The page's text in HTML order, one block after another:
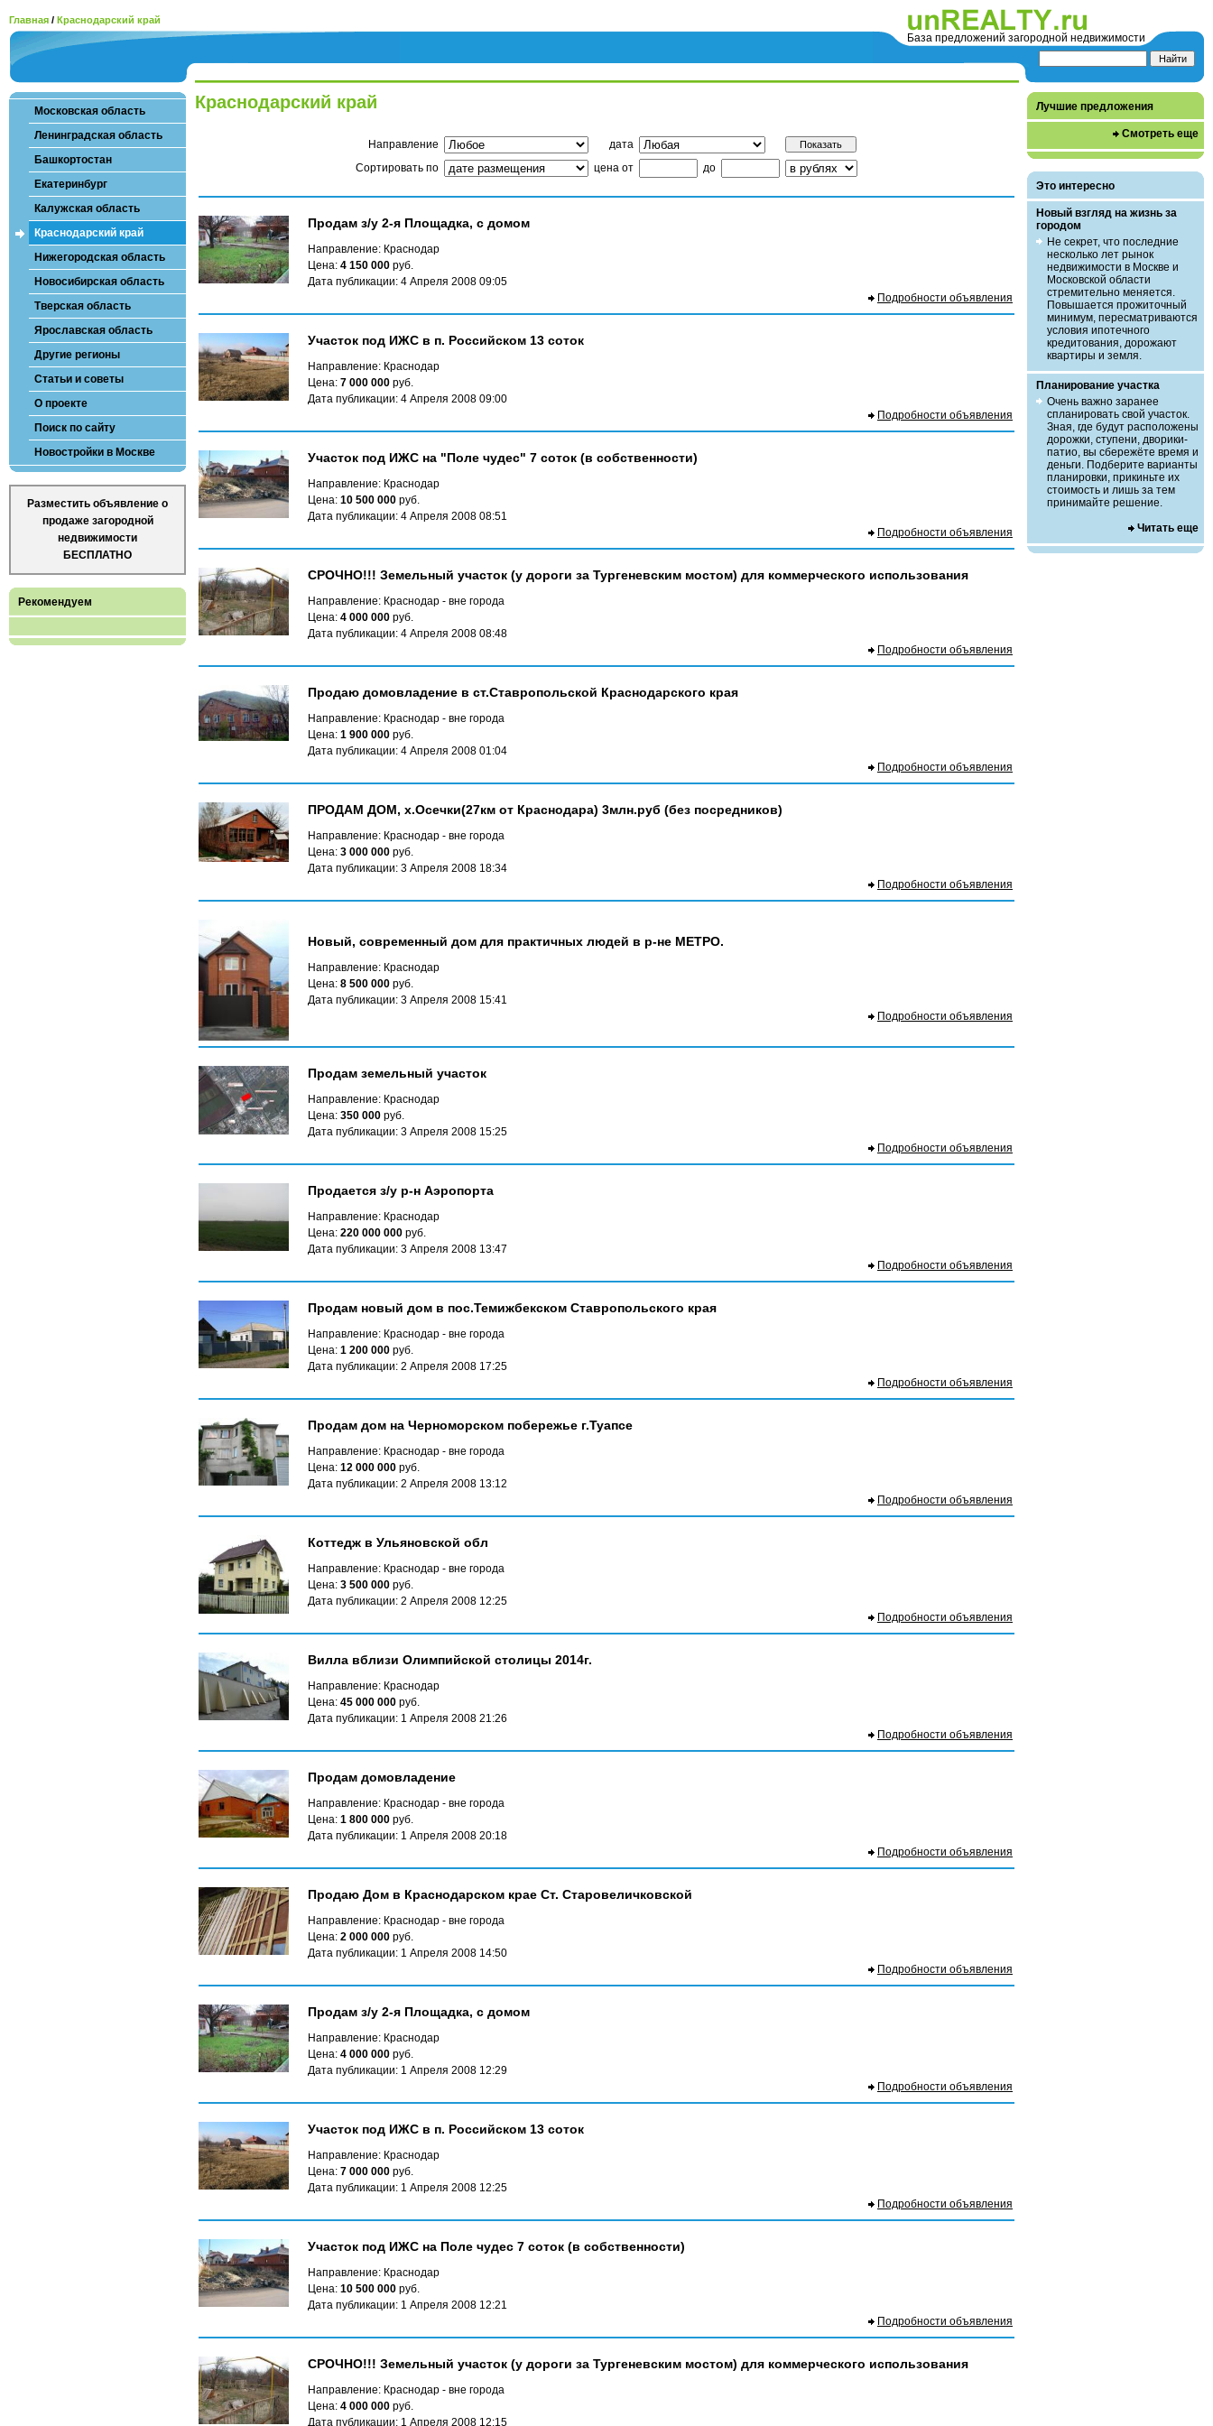
Главная / Краснодарский край
База предложений загородной недвижимости
Московская область
Ленинградская область
Башкортостан
Екатеринбург
Калужская область
Краснодарский край
Нижегородская область
Новосибирская область
Тверская область
Ярославская область
Другие регионы
Статьи и советы
О проекте
Поиск по сайту
Новостройки в Москве
Разместить объявление о
продаже загородной
недвижимости
БЕСПЛАТНО
Рекомендуем
Краснодарский край
Направление
дата
Сортировать по
цена от до
Продам з/у 2-я Площадка, с домом
Направление: Краснодар
Цена: 4 150 000 руб.
Дата публикации: 4 Апреля 2008 09:05
Подробности объявления
Участок под ИЖС в п. Российском 13 соток
Направление: Краснодар
Цена: 7 000 000 руб.
Дата публикации: 4 Апреля 2008 09:00
Подробности объявления
Участок под ИЖС на "Поле чудес" 7 соток (в собственности)
Направление: Краснодар
Цена: 10 500 000 руб.
Дата публикации: 4 Апреля 2008 08:51
Подробности объявления
СРОЧНО!!! Земельный участок (у дороги за Тургеневским мостом) для коммерческого использования
Направление: Краснодар - вне города
Цена: 4 000 000 руб.
Дата публикации: 4 Апреля 2008 08:48
Подробности объявления
Продаю домовладение в ст.Ставропольской Краснодарского края
Направление: Краснодар - вне города
Цена: 1 900 000 руб.
Дата публикации: 4 Апреля 2008 01:04
Подробности объявления
ПРОДАМ ДОМ, х.Осечки(27км от Краснодара) 3млн.руб (без посредников)
Направление: Краснодар - вне города
Цена: 3 000 000 руб.
Дата публикации: 3 Апреля 2008 18:34
Подробности объявления
Новый, современный дом для практичных людей в р-не МЕТРО.
Направление: Краснодар
Цена: 8 500 000 руб.
Дата публикации: 3 Апреля 2008 15:41
Подробности объявления
Продам земельный участок
Направление: Краснодар
Цена: 350 000 руб.
Дата публикации: 3 Апреля 2008 15:25
Подробности объявления
Продается з/у р-н Аэропорта
Направление: Краснодар
Цена: 220 000 000 руб.
Дата публикации: 3 Апреля 2008 13:47
Подробности объявления
Продам новый дом в пос.Темижбекском Ставропольского края
Направление: Краснодар - вне города
Цена: 1 200 000 руб.
Дата публикации: 2 Апреля 2008 17:25
Подробности объявления
Продам дом на Черноморском побережье г.Туапсе
Направление: Краснодар - вне города
Цена: 12 000 000 руб.
Дата публикации: 2 Апреля 2008 13:12
Подробности объявления
Коттедж в Ульяновской обл
Направление: Краснодар - вне города
Цена: 3 500 000 руб.
Дата публикации: 2 Апреля 2008 12:25
Подробности объявления
Вилла вблизи Олимпийской столицы 2014г.
Направление: Краснодар
Цена: 45 000 000 руб.
Дата публикации: 1 Апреля 2008 21:26
Подробности объявления
Продам домовладение
Направление: Краснодар - вне города
Цена: 1 800 000 руб.
Дата публикации: 1 Апреля 2008 20:18
Подробности объявления
Продаю Дом в Краснодарском крае Ст. Старовеличковской
Направление: Краснодар - вне города
Цена: 2 000 000 руб.
Дата публикации: 1 Апреля 2008 14:50
Подробности объявления
Продам з/у 2-я Площадка, с домом
Направление: Краснодар
Цена: 4 000 000 руб.
Дата публикации: 1 Апреля 2008 12:29
Подробности объявления
Участок под ИЖС в п. Российском 13 соток
Направление: Краснодар
Цена: 7 000 000 руб.
Дата публикации: 1 Апреля 2008 12:25
Подробности объявления
Участок под ИЖС на Поле чудес 7 соток (в собственности)
Направление: Краснодар
Цена: 10 500 000 руб.
Дата публикации: 1 Апреля 2008 12:21
Подробности объявления
СРОЧНО!!! Земельный участок (у дороги за Тургеневским мостом) для коммерческого использования
Направление: Краснодар - вне города
Цена: 4 000 000 руб.
Дата публикации: 1 Апреля 2008 12:15
Лучшие предложения
Смотреть еще
Это интересно
Новый взгляд на жизнь за
городом
Не секрет, что последние
несколько лет рынок
недвижимости в Москве и
Московской области
стремительно меняется.
Повышается прожиточный
минимум, пересматриваются
условия ипотечного
кредитования, дорожают
квартиры и земля.
Планирование участка
Очень важно заранее
спланировать свой участок.
Зная, где будут расположены
дорожки, ступени, дворики-
патио, вы сбережёте время и
деньги. Подберите варианты
планировки, прикиньте их
стоимость и лишь за тем
принимайте решение.
Читать еще